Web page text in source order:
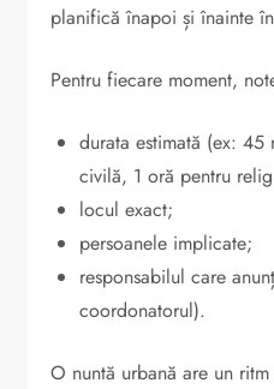
planifică înapoi și înainte
Pentru fiecare moment,
durata estimată (ex: 45
civilă, 1 oră pentru
locul exact;
persoanele implicate;
responsabilul care
coordonatorul).
O nuntă urbană are un